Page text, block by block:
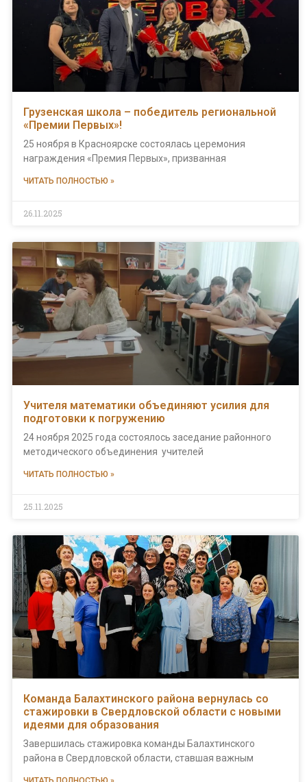
Грузенская школа – победитель региональной
«Премии Первых»!
25 ноября в Красноярске состоялась церемония
награждения «Премия Первых», призванная
ЧИТАТЬ ПОЛНОСТЬЮ »
26.11.2025
Учителя математики объединяют усилия для
подготовки к погружению
24 ноября 2025 года состоялось заседание районного
методического объединения учителей
ЧИТАТЬ ПОЛНОСТЬЮ »
25.11.2025
Команда Балахтинского района вернулась со
стажировки в Свердловской области с новыми
идеями для образования
Завершилась стажировка команды Балахтинского
района в Свердловской области, ставшая важным